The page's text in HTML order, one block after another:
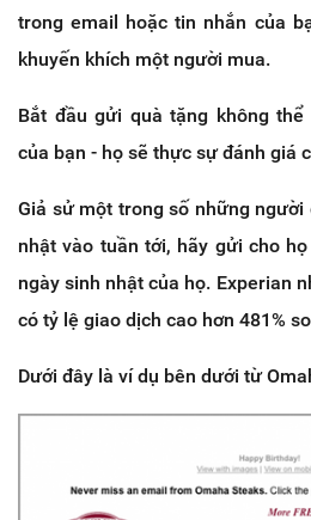
trong email hoặc tin nhắn của
khuyến khích một người mua.
Bắt đầu gửi quà tặng không
của bạn - họ sẽ thực sự đánh giá
Giả sử một trong số những người
nhật vào tuần tới, hãy gửi cho
ngày sinh nhật của họ. Experian
có tỷ lệ giao dịch cao hơn 481%
Dưới đây là ví dụ bên dưới từ